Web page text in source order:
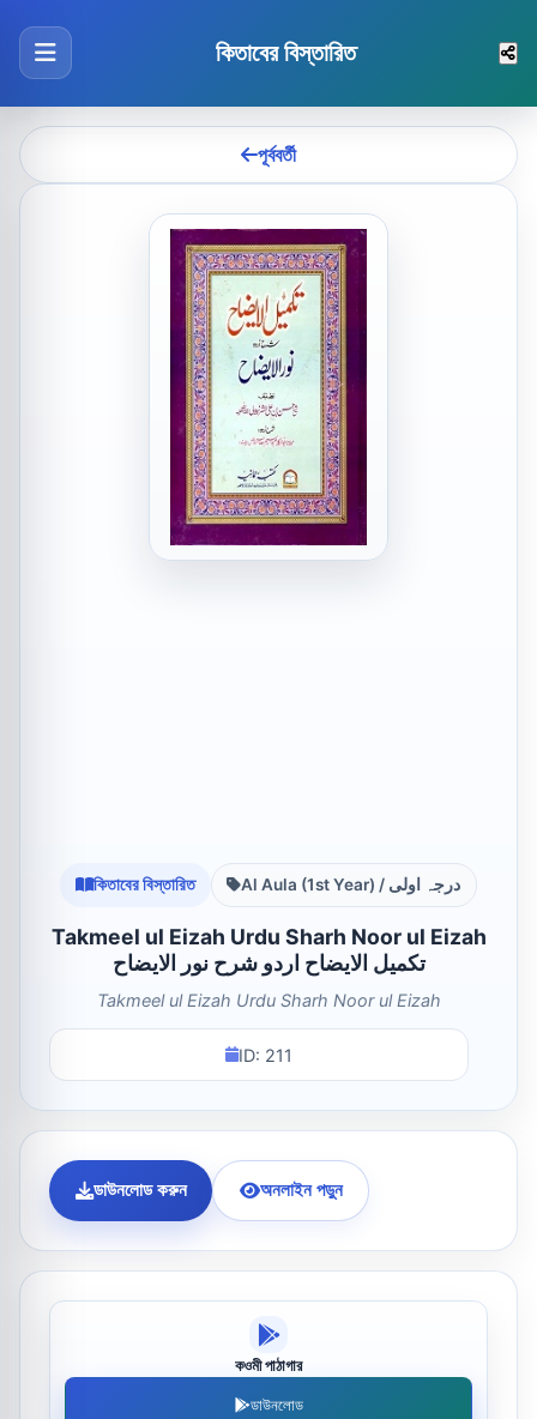
কিতাবের বিস্তারিত
পূর্ববর্তী
কিতাবের বিস্তারিত Al Aula (1st Year) / درجہ اولی
Takmeel ul Eizah Urdu Sharh Noor ul Eizah
تکمیل الایضاح اردو شرح نور الایضاح
Takmeel ul Eizah Urdu Sharh Noor ul Eizah
ID: 211
ডাউনলোড করুন অনলাইন পড়ুন
কওমী পাঠাগার
ডাউনলোড